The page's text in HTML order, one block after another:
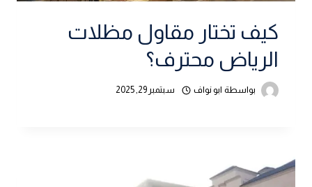
كيف تختار مقاول مظلات
الرياض محترف؟
بواسطة ابو نواف سبتمبر 29, 2025